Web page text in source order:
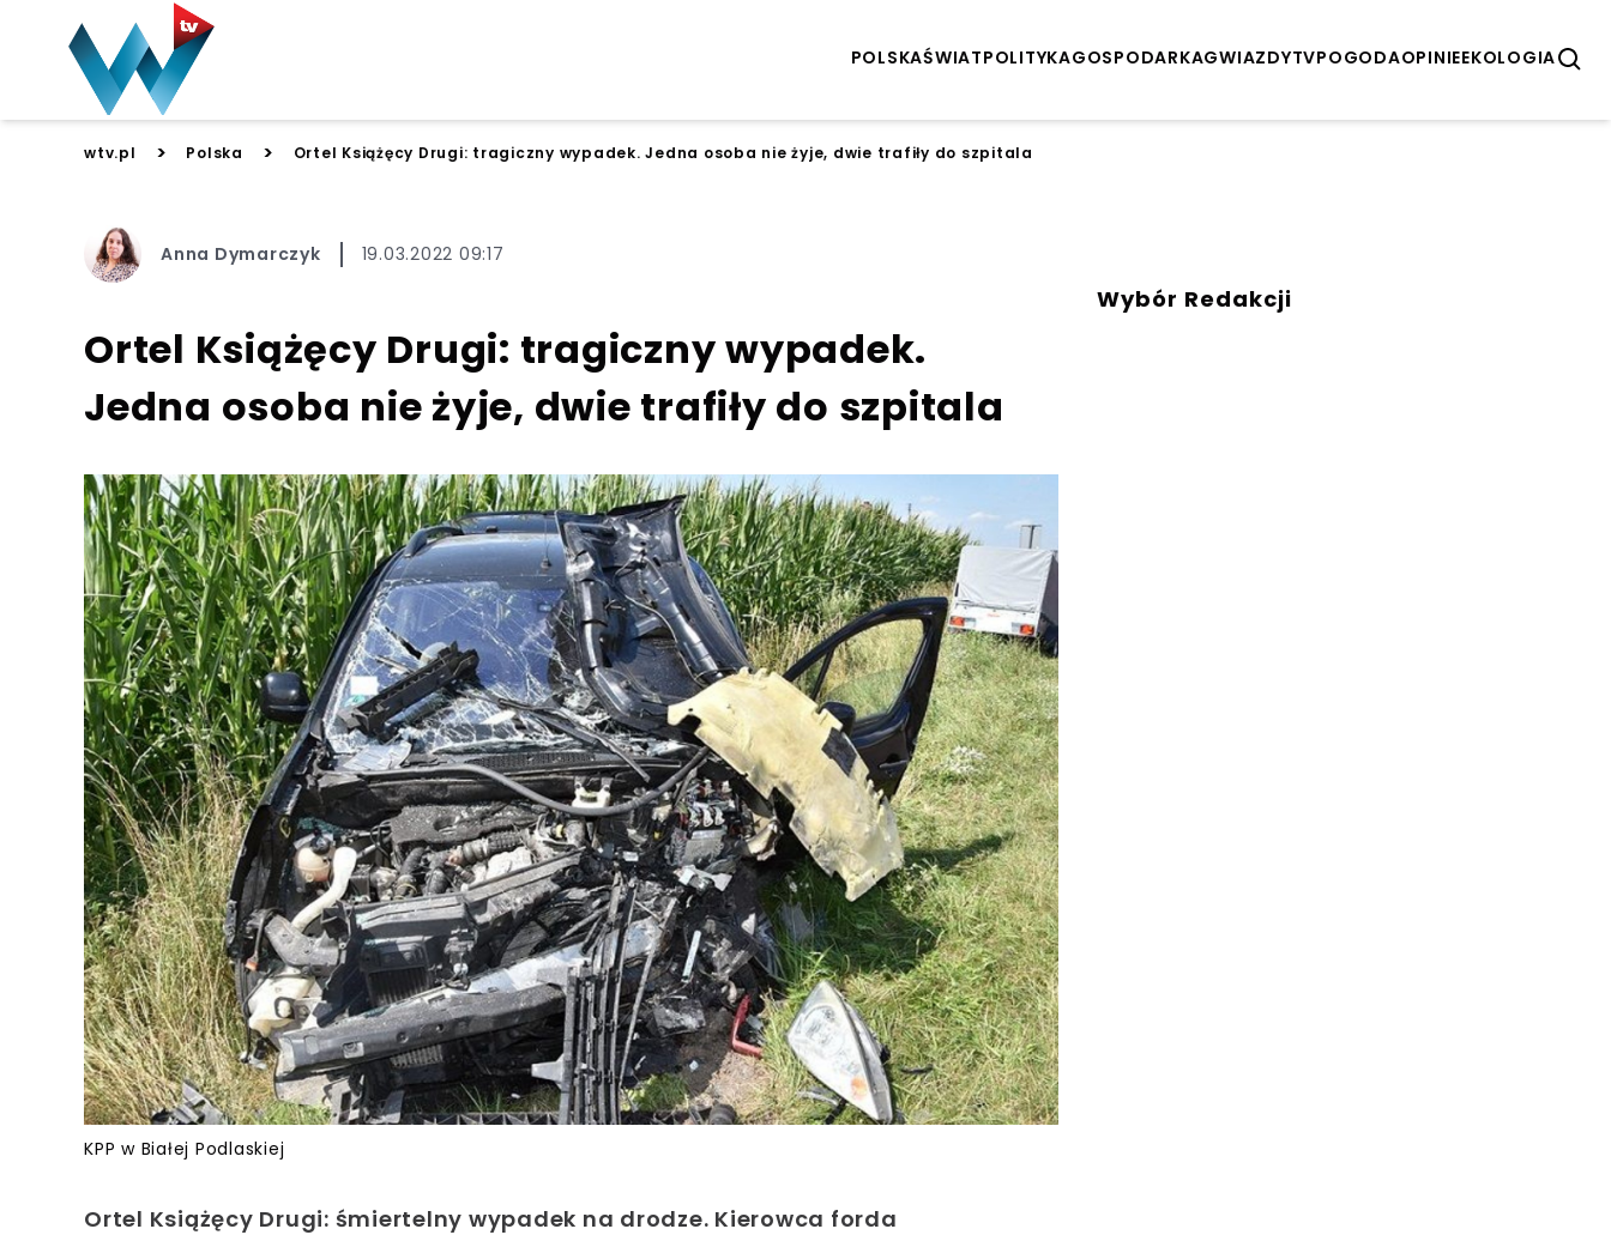
POLSKAŚWIATPOLITYKAGOSPODARKAGWIAZDYTVPOGODAOPINIEEKOLOGIA
wtv.pl > Polska > Ortel Książęcy Drugi: tragiczny wypadek. Jedna osoba nie żyje, dwie trafiły do szpitala
Anna Dymarczyk 19.03.2022 09:17
Ortel Książęcy Drugi: tragiczny wypadek.
Jedna osoba nie żyje, dwie trafiły do szpitala
KPP w Białej Podlaskiej
Ortel Książęcy Drugi: śmiertelny wypadek na drodze. Kierowca forda
Wybór Redakcji